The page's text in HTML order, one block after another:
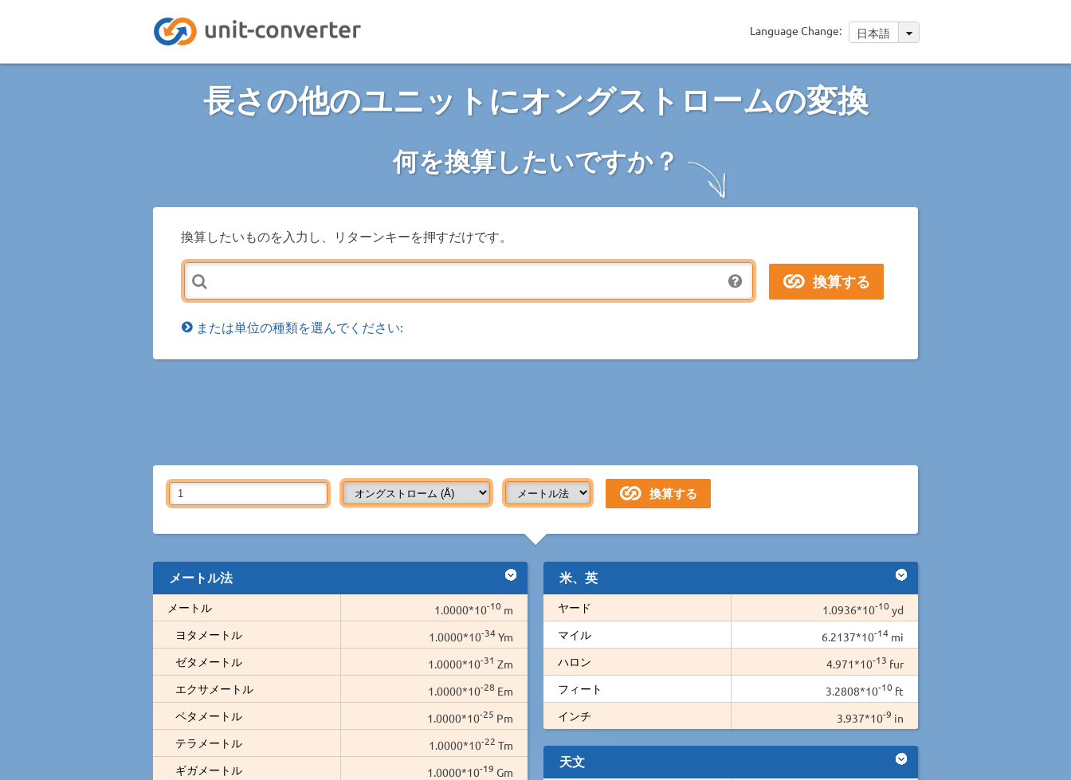
Language Change: 日本語
長さの他のユニットにオングストロームの変換
何を換算したいですか？
換算したいものを入力し、リターンキーを押すだけです。
または単位の種類を選んでください:
メートル法
メートル 1.0000*10-10 m
ヨタメートル
1.0000*10-34Ym
ゼタメートル
1.0000*10-31 Zm
エクサメートル
1.0000*10-28 Em
ペタメートル
1.0000*10-25 Pm
テラメートル
1.0000*10-22 Tm
ギガメートル
1.0000*10-19 Gm
米、英
ヤード 1.0936*10-10 yd
マイル
6.2137*10-14mi
ハロン
4.971*10-13 fur
フィート
3.2808*10-10 ft
インチ
3.937*10-9 in
天文